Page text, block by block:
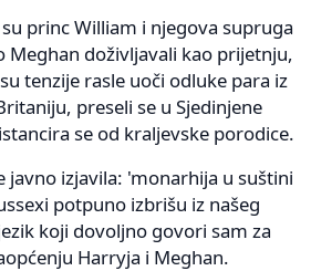
princ William i njegova supruga
Meghan doživljavali kao prijetnju,
tenzije rasle uoči odluke para iz
preseli se u Sjedinjene
se od kraljevske porodice.
javno izjavila: 'monarhija u suštini
potpuno izbrišu iz našeg
koji dovoljno govori sam za
Harryja i Meghan.